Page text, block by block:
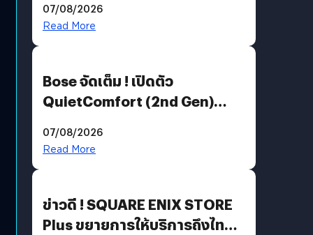
มีภาษาไทยด้วย
07/08/2026
Read More
Bose จัดเต็ม ! เปิดตัว
QuietComfort (2nd Gen)
07/08/2026
Read More
ข่าวดี ! SQUARE ENIX STORE
Plus ขยายการให้บริการถึงไทย